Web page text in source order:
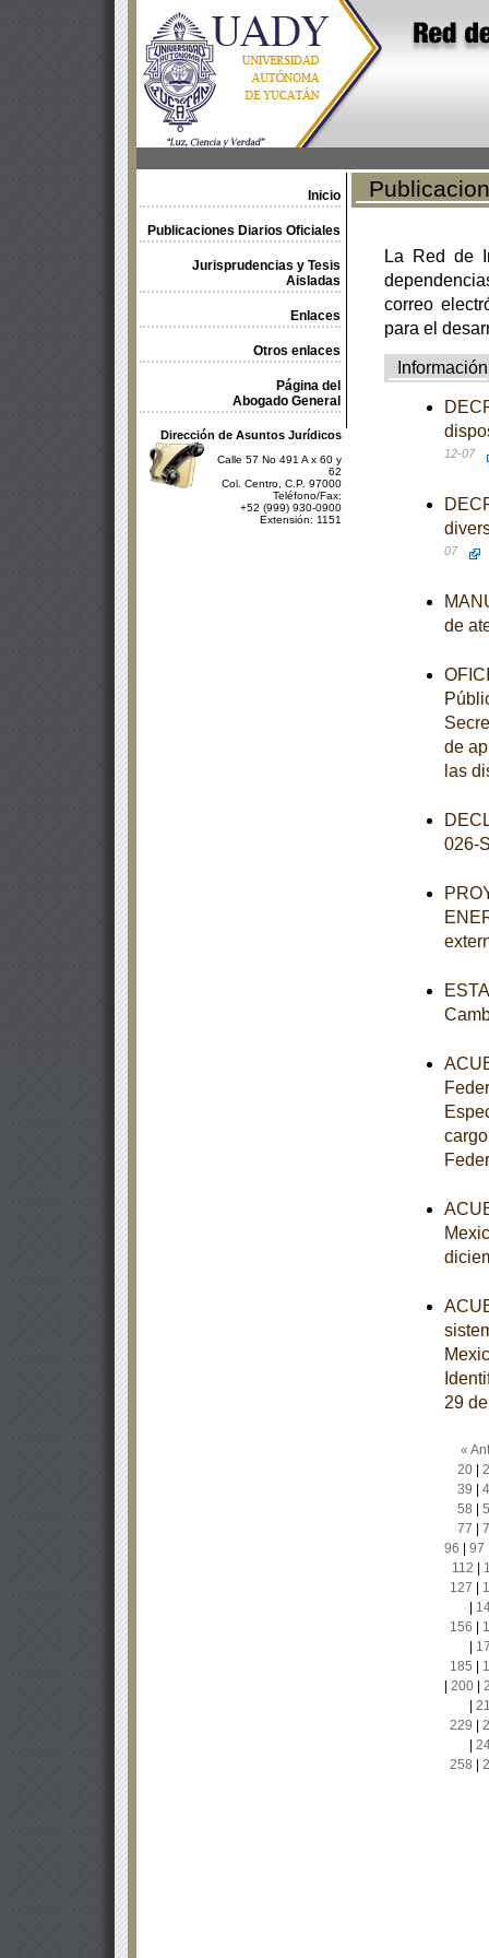
Inicio
Publicaciones Diarios Oficiales
Jurisprudencias y Tesis
Aisladas
Enlaces
Otros enlaces
Página del
Abogado General
Dirección de Asuntos Jurídicos
Calle 57 No 491 A x 60 y
62
Col. Centro, C.P. 97000
Teléfono/Fax:
+52 (999) 930-0900
Extensión: 1151
La Red de
correo
para el
Información
12-07
07
de
de
las
026-
29
«
20|
39
58
77
96
97
112
127
156
185
200|
229
258